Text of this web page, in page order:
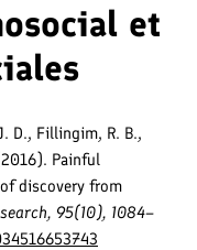
et
D., Fillingim, R. B.,
Painful
discovery from
95(10), 1084–